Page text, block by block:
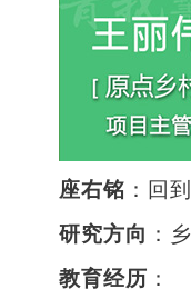
座右铭 ：回
研究方向 ：
教育经历 ：